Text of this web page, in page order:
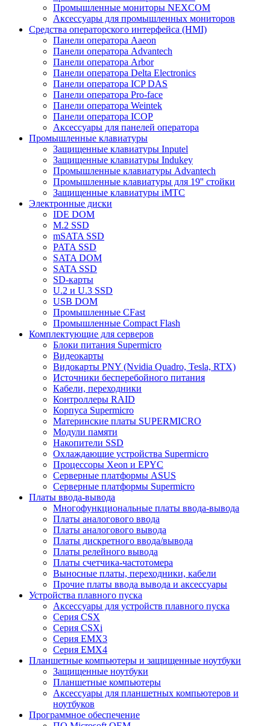
Промышленные мониторы NEXCOM
Аксессуары для промышленных мониторов
Средства операторского интерфейса (HMI)
Панели оператора Aaeon
Панели оператора Advantech
Панели оператора Arbor
Панели оператора Delta Electronics
Панели оператора ICP DAS
Панели оператора Pro-face
Панели оператора Weintek
Панели оператора ICOP
Аксессуары для панелей оператора
Промышленные клавиатуры
Защищенные клавиатуры Inputel
Защищенные клавиатуры Indukey
Промышленные клавиатуры Advantech
Промышленные клавиатуры для 19'' стойки
Защищенные клавиатуры iMTC
Электронные диски
IDE DOM
M.2 SSD
mSATA SSD
PATA SSD
SATA DOM
SATA SSD
SD-карты
U.2 и U.3 SSD
USB DOM
Промышленные CFast
Промышленные Compact Flash
Комплектующие для серверов
Блоки питания Supermicro
Видеокарты
Видокарты PNY (Nvidia Quadro, Tesla, RTX)
Источники бесперебойного питания
Кабели, переходники
Контроллеры RAID
Корпуса Supermicro
Материнские платы SUPERMICRO
Модули памяти
Накопители SSD
Охлаждающие устройства Supermicro
Процессоры Xeon и EPYC
Серверные платформы ASUS
Серверные платформы Supermicro
Платы ввода-вывода
Многофункциональные платы ввода-вывода
Платы аналогового ввода
Платы аналогового вывода
Платы дискретного ввода/вывода
Платы релейного вывода
Платы счетчика-частотомера
Выносные платы, переходники, кабели
Прочие платы ввода вывода и аксессуары
Устройства плавного пуска
Аксессуары для устройств плавного пуска
Серия CSX
Серия CSXi
Серия EMX3
Серия EMX4
Планшетные компьютеры и защищенные ноутбуки
Защищенные ноутбуки
Планшетные компьютеры
Аксессуары для планшетных компьютеров и
ноутбуков
Программное обеспечение